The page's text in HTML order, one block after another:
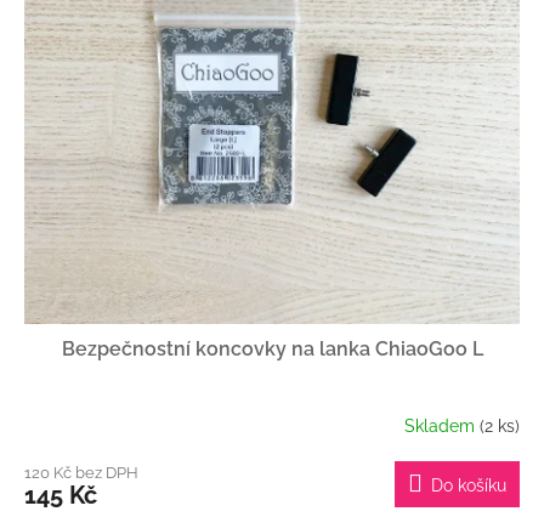
o
d
Bezpečnostní koncovky na lanka ChiaoGoo L
Skladem (2 ks)
120 Kč bez DPH
145 Kč Do košíku